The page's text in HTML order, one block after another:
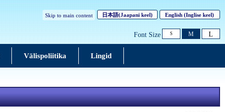
Skip to main content 日本語(Jaapani keel) English (Inglise keel)
Font Size S M L
Välispoliitika Lingid